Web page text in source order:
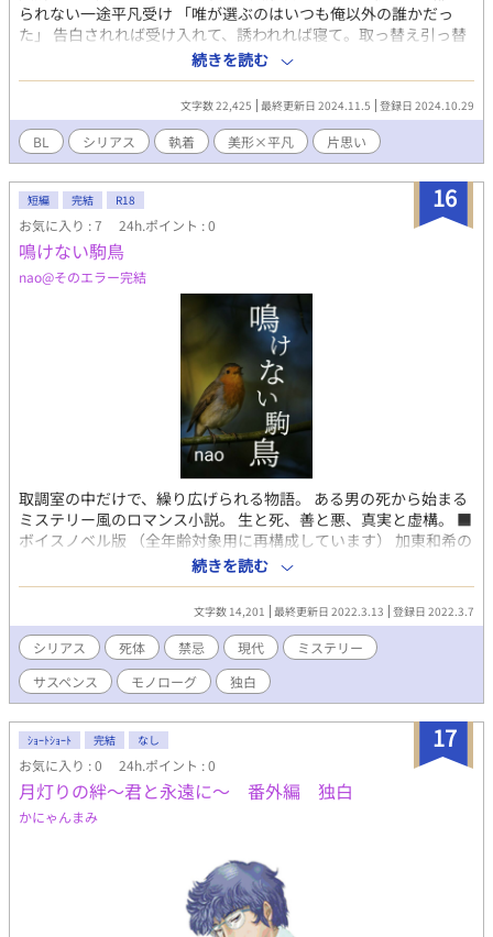
られない一途平凡受け 「唯が選ぶのはいつも俺以外の誰かだっ
た」 告白されれば受け入れて、誘われれば寝て。取っ替え引っ替
え手を出すくせに絶対に自分のことだけは選ばない親友に恋をし
てからもうすぐで10年。他の誰かと関係が切れる度に自分の元へ
とやってくる男のことを諦めたい主人公と、選ばないくせに向け
てくる愛だけは重い掴みどころのない親友との、執着と依存と幸
せについての話（多分） っていう切ないからのハピエン保証。お
互いに重いです。 ⚠️前作の反動で今回歪みまくってます。 ほんと
に若干、虐待表現、流血、暴力に分類されるような描写がありま
す。苦手な方はお気をつけください！ 自分の性癖を詰め込みまく
った、世界観ゴリゴリ独白多めのなんか薄暗い話。でもハピエン
ではあります。自分の好みでしかないので、これが刺さる人いた
ら嬉しすぎるなってレベル。切なくなってればいいなーという他
力本願。
続きを読む
文字数 22,425 最終更新日 2024.11.5 登録日 2024.10.29
BL シリアス 執着 美形×平凡 片思い
16
短編 完結 R18
お気に入り : 7 24h.ポイント : 0
鳴けない駒鳥
nao@そのエラー完結
取調室の中だけで、繰り広げられる物語。 ある男の死から始まる
ミステリー風のロマンス小説。 生と死、善と悪、真実と虚構。 ■
ボイスノベル版 （全年齢対象用に再構成しています） 加東和希の
証言 https://youtu.be/cEhZxQSxTiE 白石利真の証言
https://youtu.be/Olf9HBBoJVQ ぜひ、ジジさん(@jiji_situvo)の
低音ボイスで物語をお楽しみください。
続きを読む
文字数 14,201 最終更新日 2022.3.13 登録日 2022.3.7
シリアス 死体 禁忌 現代
ミステリー
サスペンス
モノローグ 独白
17
ｼｮｰﾄｼｮｰﾄ 完結 なし
お気に入り : 0 24h.ポイント : 0
月灯りの絆〜君と永遠に〜 番外編 独白
かにゃんまみ